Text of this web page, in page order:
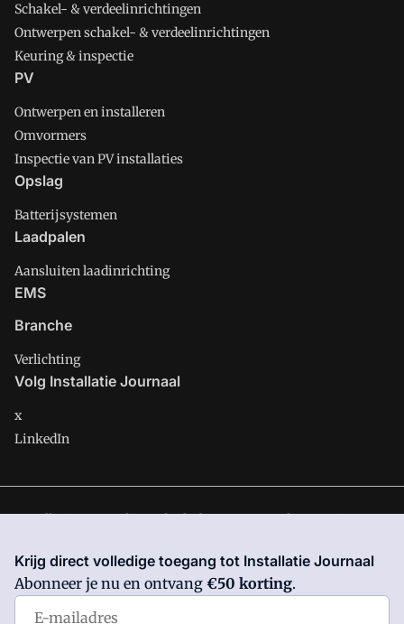
Schakel- & verdeelinrichtingen
Ontwerpen schakel- & verdeelinrichtingen
Keuring & inspectie
PV
Ontwerpen en installeren
Omvormers
Inspectie van PV installaties
Opslag
Batterijsystemen
Laadpalen
Aansluiten laadinrichting
EMS
Branche
Verlichting
Volg Installatie Journaal
x
LinkedIn
Installatie Journaal is onderdeel van VMN media. Lees inons
site zijn de volgende regelingen van toepassing:Algemene
VoorwaardenenPrivacy en Cookie beleid|Privacy instellingen
Krijg direct volledige toegang tot Installatie Journaal
Abonneer je nu en ontvang €50 korting.